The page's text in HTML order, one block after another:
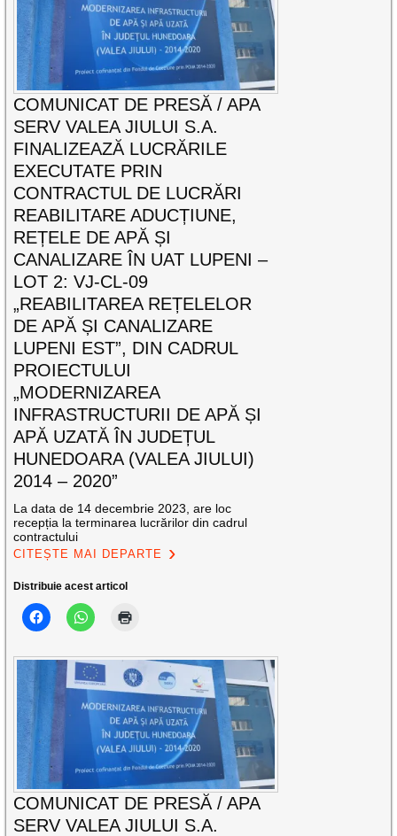
COMUNICAT DE PRESĂ / APA
SERV VALEA JIULUI S.A.
FINALIZEAZĂ LUCRĂRILE
EXECUTATE PRIN
CONTRACTUL DE LUCRĂRI
REABILITARE ADUCȚIUNE,
REȚELE DE APĂ ȘI
CANALIZARE ÎN UAT LUPENI –
LOT 2: VJ-CL-09
„REABILITAREA REȚELELOR
DE APĂ ȘI CANALIZARE
LUPENI EST”, DIN CADRUL
PROIECTULUI
„MODERNIZAREA
INFRASTRUCTURII DE APĂ ȘI
APĂ UZATĂ ÎN JUDEȚUL
HUNEDOARA (VALEA JIULUI)
2014 – 2020”
La data de 14 decembrie 2023, are loc
recepția la terminarea lucrărilor din cadrul
contractului
CITEȘTE MAI DEPARTE
Distribuie acest articol
COMUNICAT DE PRESĂ / APA
SERV VALEA JIULUI S.A.